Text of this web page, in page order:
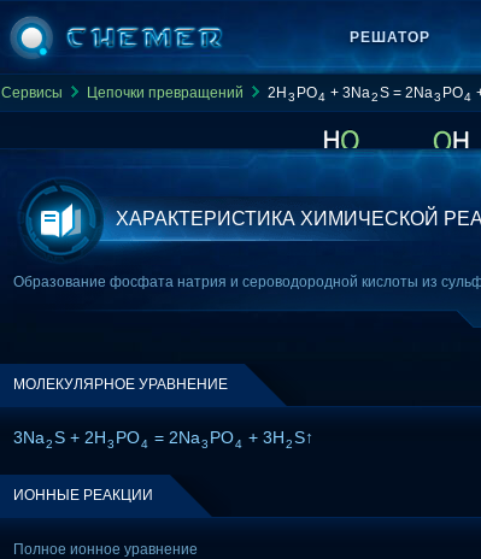
РЕШАТОР
Сервисы Цепочки превращений 2H 3 PO4 + 3Na2S = 2Na3 PO4
ХАРАКТЕРИСТИКА ХИМИЧЕСКОЙ
Образование фосфата натрия и сероводородной кислоты из
МОЛЕКУЛЯРНОЕ УРАВНЕНИЕ
3Na2S + 2H3 PO4 = 2Na3 PO4 + 3H2S↑
ИОННЫЕ РЕАКЦИИ
Полное ионное уравнение